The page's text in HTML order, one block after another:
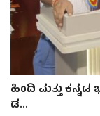
ಹಿಂದಿ ಮತ್ತು
ಡ...